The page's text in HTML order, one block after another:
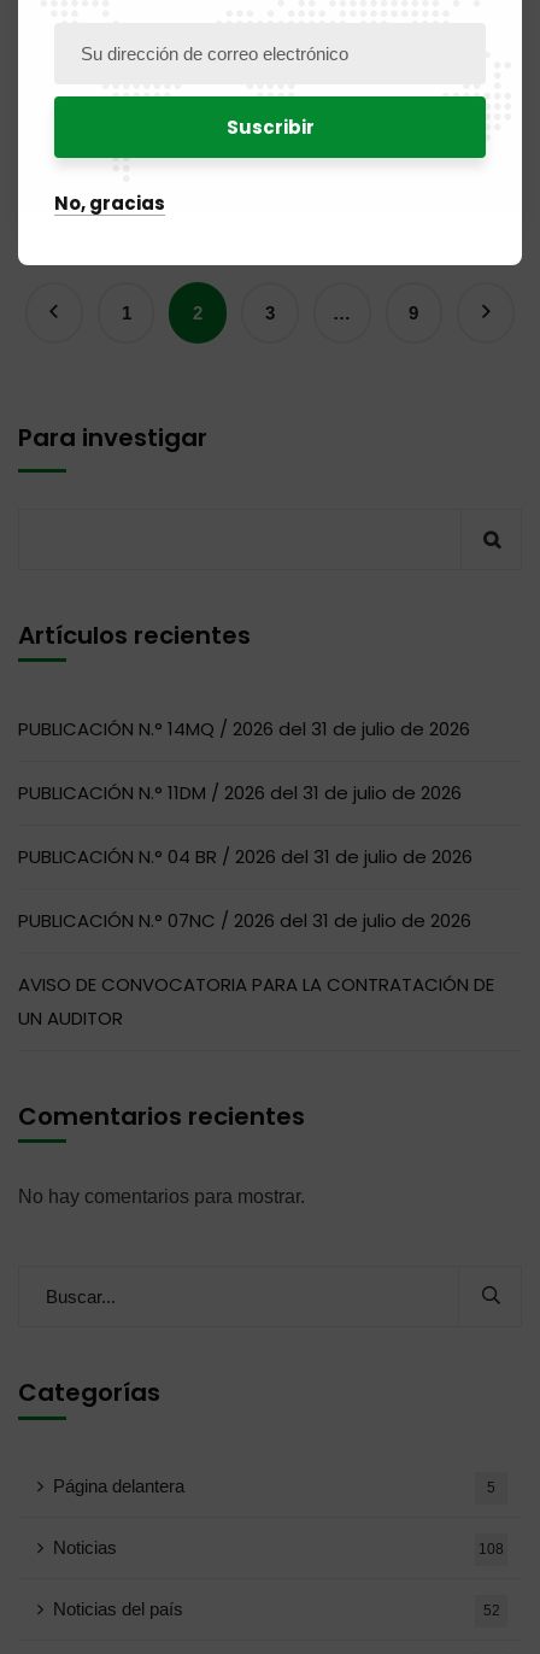
particular por su participación en la segunda
Conferencia de Jefes de Oficinas Nacionales de
Propiedad Intelectual…
1 2 3 … 9
Para investigar
Artículos recientes
PUBLICACIÓN N.° 14MQ / 2026 del 31 de julio de 2026
PUBLICACIÓN N.° 11DM / 2026 del 31 de julio de 2026
PUBLICACIÓN N.° 04 BR / 2026 del 31 de julio de 2026
PUBLICACIÓN N.° 07NC / 2026 del 31 de julio de 2026
AVISO DE CONVOCATORIA PARA LA CONTRATACIÓN DE
UN AUDITOR
Comentarios recientes
No hay comentarios para mostrar.
Categorías
Página delantera 5
Noticias 108
Noticias del país 52
No, gracias